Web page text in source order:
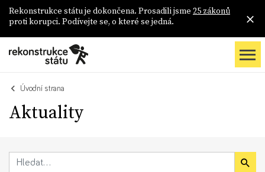
Rekonstrukce státu je dokončena. Prosadili jsme 25 zákonů
proti korupci. Podívejte se, o které se jedná.
Úvodní strana
Aktuality